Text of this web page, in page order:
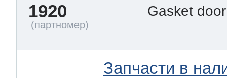
1920 Gasket
Запчасти в